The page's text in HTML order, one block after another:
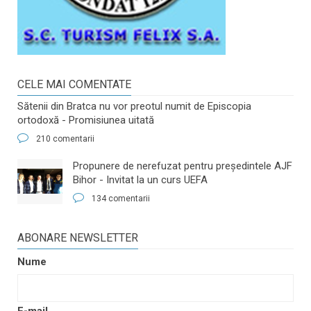
CELE MAI COMENTATE
Sătenii din Bratca nu vor preotul numit de Episcopia
ortodoxă - Promisiunea uitată
210 comentarii
​Propunere de nerefuzat pentru preşedintele AJF
Bihor - Invitat la un curs UEFA
134 comentarii
ABONARE NEWSLETTER
Nume